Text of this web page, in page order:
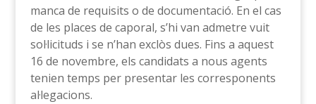
manca de requisits o de documentació. En el cas
de les places de caporal, s’hi van admetre vuit
sol·licituds i se n’han exclòs dues. Fins a aquest
16 de novembre, els candidats a nous agents
tenien temps per presentar les corresponents
al·legacions.